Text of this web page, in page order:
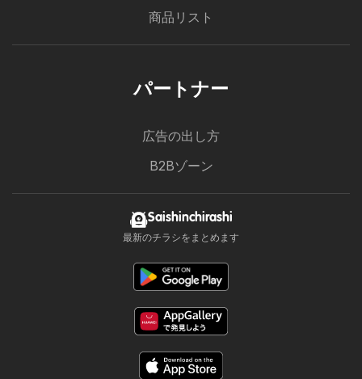
商品リスト
パートナー
広告の出し方
B2Bゾーン
Saishinchirashi
最新のチラシをまとめます